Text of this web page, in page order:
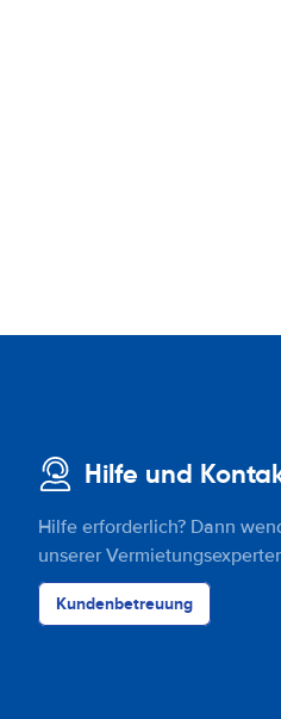
Hilfe und
Hilfe erforderlich? Dann
unserer
Kundenbetreuung